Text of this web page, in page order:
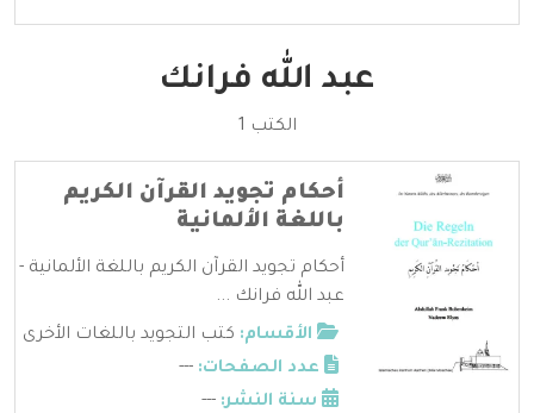
عبد الله فرانك
الكتب 1
أحكام تجويد القرآن الكريم
باللغة الألمانية
أحكام تجويد القرآن الكريم باللغة الألمانية -
عبد الله فرانك ...
الأقسام: كتب التجويد باللغات الأخرى
عدد الصفحات: ---
سنة النشر: ---